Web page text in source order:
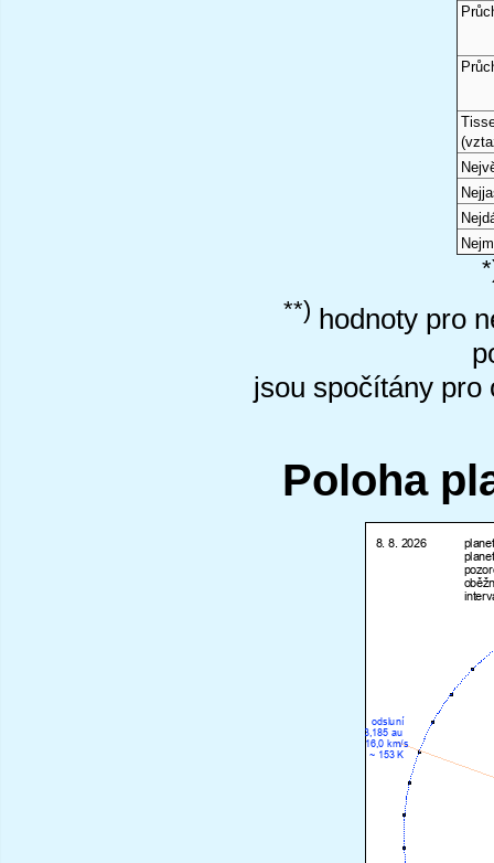
**) hodnoty pro
jsou spočítány pro
Poloha